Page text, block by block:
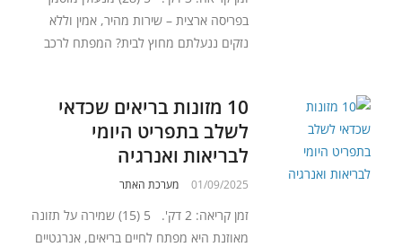
בפריסה ארצית – שירות מהיר, אמין וללא
נזקים ננעלתם מחוץ לבית? המפתח לרכב
10 מזונות בריאים שכדאי
לשלב בתפריט היומי
לבריאות ואנרגיה
01/09/2025 מערכת האתר
זמן קריאה: 2 דק'. 5 (15) שמירה על תזונה
מאוזנת היא מפתח לחיים בריאים, אנרגטיים